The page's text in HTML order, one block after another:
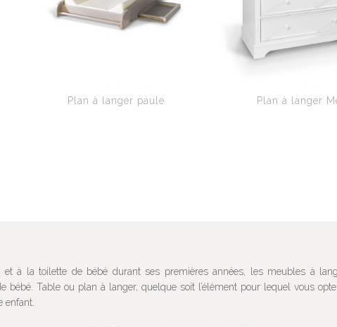
Plan à langer paule Plan à langer
et à la toilette de bébé durant ses premières années, les meubles à
bébé. Table ou plan à langer, quelque soit l’élément pour lequel vous
enfant.